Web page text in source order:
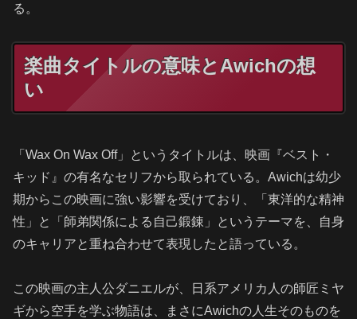
る。
楽曲タイトルの意味とAwichの想
い
「Wax On Wax Off」というタイトルは、映画『ベスト・
キッド』の有名なセリフから取られている。Awichは幼少
期からこの映画に強い影響を受けており、「東洋的な精神
性」と「師弟関係による自己鍛錬」というテーマを、自身
のキャリアと重ね合わせて表現したと語っている。
この映画の主人公ダニエルが、日系アメリカ人の師匠ミヤ
ギから空手を学ぶ物語は、まさにAwichの人生そのものを